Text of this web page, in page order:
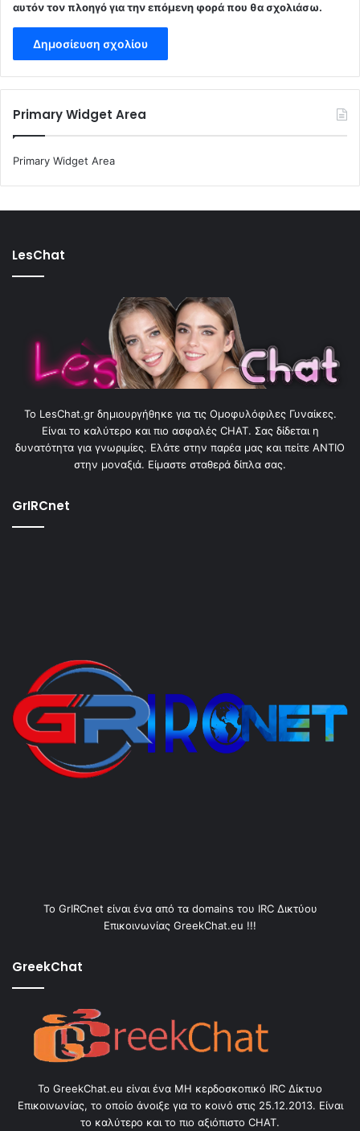
αυτόν τον πλοηγό για την επόμενη φορά που θα σχολιάσω.
Primary Widget Area
Primary Widget Area
LesChat
To LesChat.gr δημιουργήθηκε για τις Ομοφυλόφιλες Γυναίκες.
Είναι το καλύτερο και πιο ασφαλές CHAT. Σας δίδεται η
δυνατότητα για γνωριμίες. Ελάτε στην παρέα μας και πείτε ΑΝΤΙΟ
στην μοναξιά. Είμαστε σταθερά δίπλα σας.
GrIRCnet
Το GrIRCnet είναι ένα από τα domains του IRC Δικτύου
Επικοινωνίας GreekChat.eu !!!
GreekChat
Το GreekChat.eu είναι ένα ΜΗ κερδοσκοπικό IRC Δίκτυο
Επικοινωνίας, το οποίο άνοιξε για το κοινό στις 25.12.2013. Είναι
το καλύτερο και το πιο αξιόπιστο CHAT.